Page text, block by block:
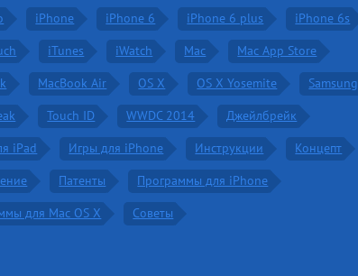
iPhone iPhone 6 iPhone 6 plus
iPhone 6s
iTunes iWatch Mac
Mac App Store
MacBook Air OS X OS X Yosemite
Samsung
Touch ID WWDC 2014
Джейлбрейк
iPad
Игры для iPhone Инструкции
Концепт
Патенты
Программы для iPhone
для Mac OS X
Советы